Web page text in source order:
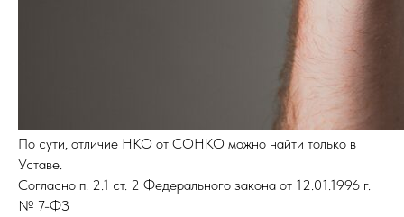
По сути, отличие НКО от СОНКО можно найти только в
Уставе.
Согласно п. 2.1 ст. 2 Федерального закона от 12.01.1996 г.
№ 7-ФЗ